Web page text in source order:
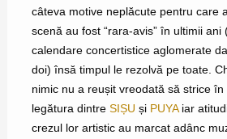
câteva motive neplăcute pentru care
scenă au fost “rara-avis” în ultimii ani
calendare concertistice aglomerate
doi) însă timpul le rezolvă pe toate.
nimic nu a reușit vreodată să strice
legătura dintre SIȘU și PUYAiar
crezul lor artistic au marcat adânc